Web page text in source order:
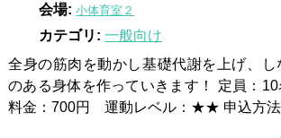
会場: 小体育室２
カテゴリ: 一般向け
全身の筋肉を動かし基礎代謝を上げ、し
のある身体を作っていきます！ 定員：
料金：700円 運動レベル：★★ 申込方法